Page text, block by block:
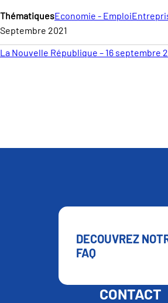
ThématiquesEconomie - Emploi
Septembre 2021
La Nouvelle République – 16 septembre
DECOUVREZ
FAQ
CONTACT